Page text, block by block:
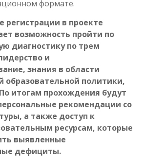
формате.
регистрации в проекте
возможность пройти по
диагностику по трем
и
знания в области
образовательной политики,
итогам прохождения будут
рекомендации со
а также доступ к
ресурсам, которые
выявленные
дефициты.